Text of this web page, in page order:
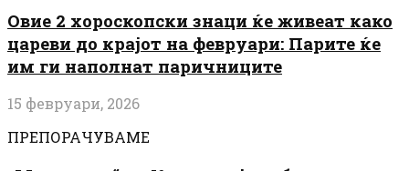
Овие 2 хороскопски знаци ќе живеат како
цареви до крајот на февруари: Парите ќе
им ги наполнат паричниците
15 февруари, 2026
ПРЕПОРАЧУВАМЕ